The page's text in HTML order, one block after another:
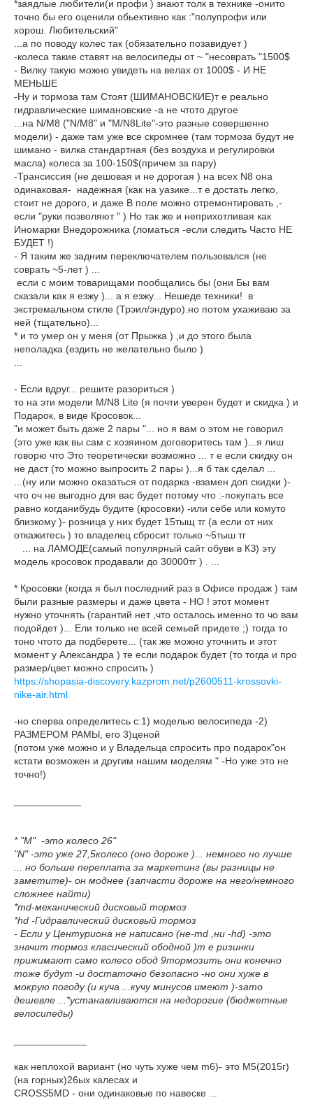
*заядлые любители(и профи ) знают толк в технике -онито
точно бы его оценили обьективно как :"полупрофи или
хорош. Любительский"
...а по поводу колес так (обязательно позавидует )
-колеса такие ставят на велосипеды от ~ "несоврать "1500$
- Вилку такую можно увидеть на велах от 1000$ - И НЕ
МЕНЬШЕ
-Ну и тормоза там Стоят (ШИМАНОВСКИЕ)т е реально
гидравлические шимановские -а не чтото другое
...на N/M8 ("N/M8" и "M/N8Lite"-это разные совершенно
модели) - даже там уже все скромнее (там тормоза будут не
шимано - вилка стандартная (без воздуха и регулировки
масла) колеса за 100-150$(причем за пару)
-Трансиссия (не дешовая и не дорогая ) на всех N8 она
одинаковая- надежная (как на уазике...т е достать легко,
стоит не дорого, и даже В поле можно отремонтировать ,-
если "руки позволяют " ) Но так же и неприхотливая как
Иномарки Внедорожника (ломаться -если следить Часто НЕ
БУДЕТ !)
- Я таким же задним переключателем пользовался (не
соврать ~5-лет ) ...
если с моим товарищами пообщались бы (они Бы вам
сказали как я езжу )... а я езжу... Нешеде техники! в
экстремальном стиле (Трэил/эндуро).но потом ухаживаю за
ней (тщательно)...
* и то умер он у меня (от Прыжка ) ,и до этого была
неполадка (ездить не желательно было )
- Если вдруг... решите разориться )
то на эти модели M/N8 Lite (я почти уверен будет и скидка ) и
Подарок, в виде Кросовок...
"и может быть даже 2 пары "... но я вам о этом не говорил
(это уже как вы сам с хозяином договоритесь там )...я лиш
говорю что Это теоретически возможно ... т е если скидку он
не даст (то можно выпросить 2 пары )...я б так сделал ...
...(ну или можно оказаться от подарка -взамен доп скидки )-
что оч не выгодно для вас будет потому что :-покупать все
равно когданибудь будите (кросовки) -или себе или комуто
близкому )- розница у них будет 15тыщ тг (а если от них
откажитесь ) то владелец сбросит только ~5тыш тг
... на ЛАМОДЕ(самый популярный сайт обуви в КЗ) эту
модель кросовок продавали до 30000тг ) . ...
* Кросовки (когда я был последний раз в Офисе продаж ) там
были разные размеры и даже цвета - НО ! этот момент
нужно уточнять (гарантий нет ,что осталось именно то чо вам
подойдет )... Ели только не всей семьей придете ;) тогда то
тоно чтото да подберете... (так же можно уточнить и этот
момент у Александра ) те если подарок будет (то тогда и про
размер/цвет можно спросить )
https://shopasia-discovery.kazprom.net/p2600511-krossovki-
nike-air.html
-но сперва определитесь с:1) моделью велосипеда -2)
РАЗМЕРОМ РАМЫ, его 3)ценой
(потом уже можно и у Владельца спросить про подарок"он
кстати возможен и другим нашим моделям " -Но уже это не
точно!)
* "M" -это колесо 26"
"N" -это уже 27,5колесо (оно дороже )... немного но лучше
... но больше переплата за маркетинг (вы разницы не
заметите)- он моднее (запчасти дороже на него/немного
сложнее найти)
*md-механический дисковый тормоз
*hd -Гидравлический дисковый тормоз
- Если у Центуриона не написано (не-md ,ни -hd) -это
значит тормоз класический ободной )т е ризинки
прижимают само колесо обод 9тормозить они конечно
тоже будут -и достаточно безопасно -но они хуже в
мокрую погоду (и куча ...кучу минусов имеют )-зато
дешевле ...*устанавливаются на недорогие (бюджетные
велосипеды)
как неплохой вариант (но чуть хуже чем m6)- это M5(2015г)
(на горных)26ых калесах и
CROSS5MD - они одинаковые по навеске ...